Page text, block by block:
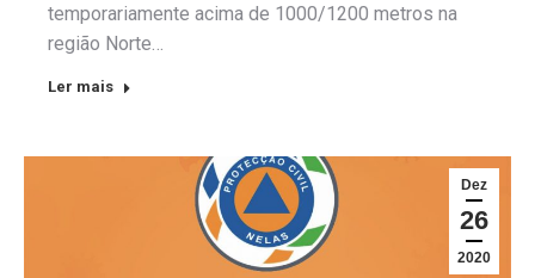
temporariamente acima de 1000/1200 metros na
região Norte…
Ler mais
Dez
26
2020